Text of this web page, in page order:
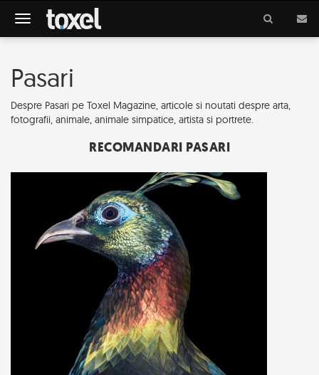
Meniu
Pasari
Despre Pasari pe Toxel Magazine, articole si noutati despre arta,
fotografii, animale, animale simpatice, artista si portrete.
RECOMANDARI PASARI